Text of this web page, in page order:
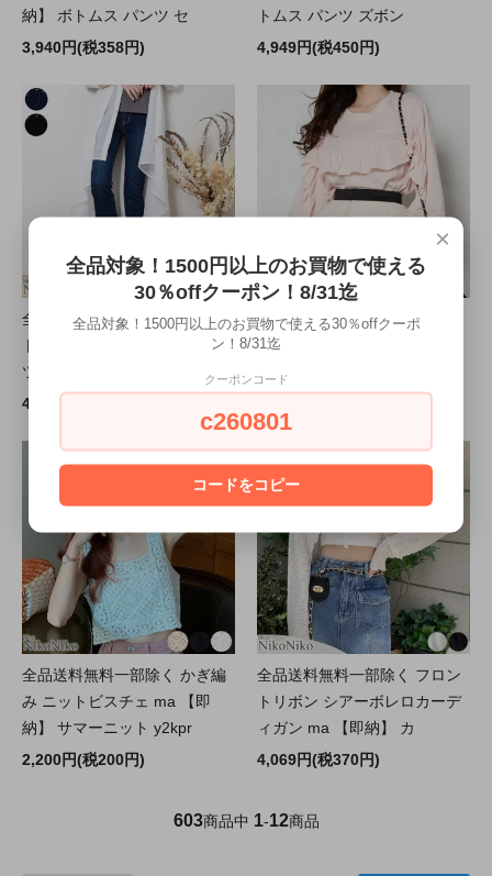
納】 ボトムス パンツ セ
3,940円(税358円)
トムス パンツ ズボン
4,949円(税450円)
全品送料無料一部除く スリッ
トフレアデニム【即納】 パン
ツ ボトムス デニム セミ
4,708円(税428円)
全品送料無料一部除く セール
フロントフリルスゥエットト
ップス【即納】フロントフリ
全品送料無料一部除く かぎ編
み ニットビスチェ ma 【即
納】 サマーニット y2kpr
2,200円(税200円)
全品送料無料一部除く フロン
トリボン シアーボレロカーデ
ィガン ma 【即納】 カ
4,069円(税370円)
603商品中 1-12商品
×
全品対象！1500円以上のお買物で使える
30％offクーポン！8/31迄
全品対象！1500円以上のお買物で使える30％offクーポ
ン！8/31迄
クーポンコード
c260801
コードをコピー